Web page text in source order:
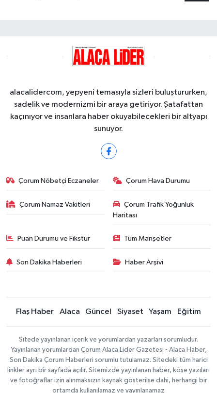
alacalidercom, yepyeni temasıyla sizleri buluştururken,
sadelik ve modernizmi bir araya getiriyor. Şatafattan
kaçınıyor ve insanlara haber okuyabilecekleri bir altyapı
sunuyor.
Çorum Nöbetçi Eczaneler Çorum Hava Durumu
Çorum Namaz Vakitleri
Çorum Trafik Yoğunluk
Haritası
Puan Durumu ve Fikstür Tüm Manşetler
Son Dakika Haberleri Haber Arşivi
Flaş Haber Alaca Güncel Siyaset Yaşam Eğitim
Sitede yayınlanan içerik ve yorumlardan yazarları sorumludur.
Yayınlanan yorumlardan Çorum Alaca Lider Gazetesi - Alaca Haber,
Son Dakika Çorum Haberleri sorumlu tutulamaz. Sitedeki tüm harici
linkler ayrı bir sayfada açılır. Sitemizde yayınlanan haber, köşe yazıları
ve fotoğraflar izin alınmaksızın kaynak gösterilse dahi, herhangi bir
ortamda kullanılamaz ve yayınlanamaz